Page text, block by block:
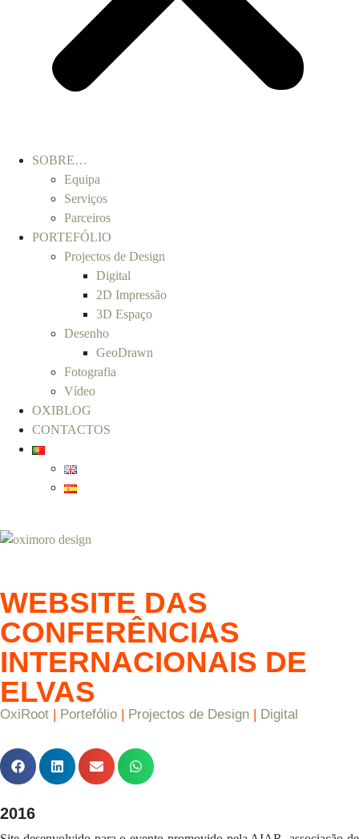
SOBRE…
Equipa
Serviços
Parceiros
PORTEFÓLIO
Projectos de Design
Digital
2D Impressão
3D Espaço
Desenho
GeoDrawn
Fotografia
Vídeo
OXIBLOG
CONTACTOS
WEBSITE DAS
CONFERÊNCIAS
INTERNACIONAIS DE
ELVAS
OxiRoot Portefólio Projectos de Design Digital
2016